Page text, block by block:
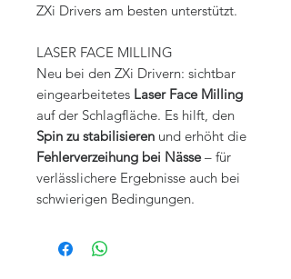
ZXi Drivers am besten unterstützt.
LASER FACE MILLING
Neu bei den ZXi Drivern: sichtbar
eingearbeitetes Laser Face Milling
auf der Schlagfläche. Es hilft, den
Spin zu stabilisieren und erhöht die
Fehlerverzeihung bei Nässe– für
verlässlichere Ergebnisse auch bei
schwierigen Bedingungen.